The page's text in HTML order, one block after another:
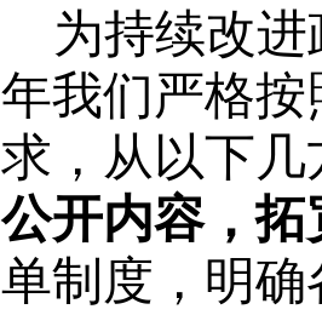
为持续改
年我们严格
求，从以下
公开内容，拓
单制度，明